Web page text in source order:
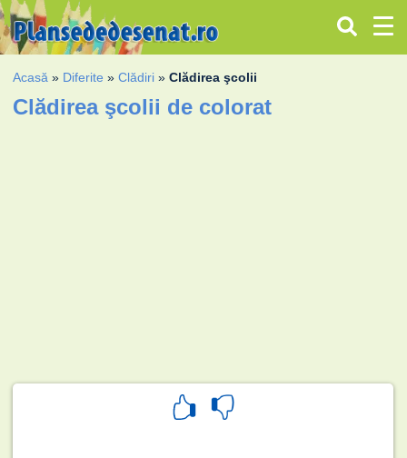
Acasă » Diferite »Clădiri »Clădirea şcolii
Clădirea şcolii de colorat